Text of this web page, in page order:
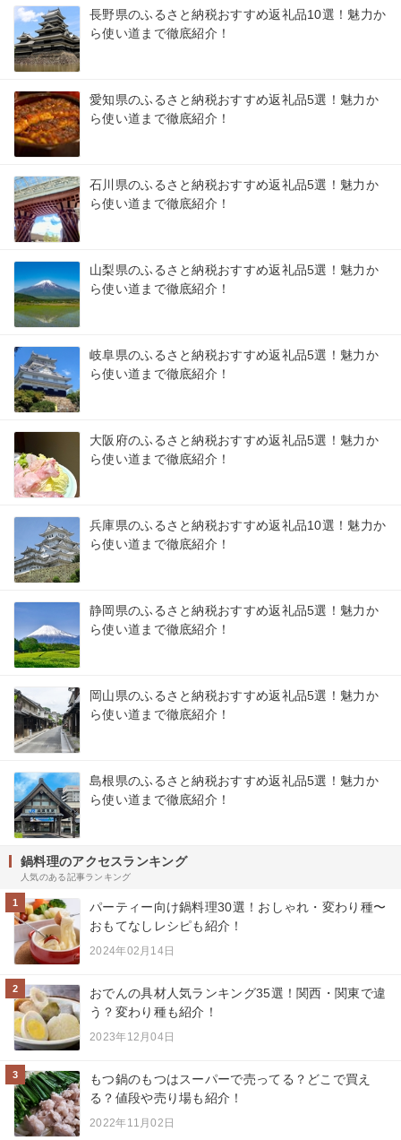
長野県のふるさと納税おすすめ返礼品10選！魅力か
ら使い道まで徹底紹介！
愛知県のふるさと納税おすすめ返礼品5選！魅力か
ら使い道まで徹底紹介！
石川県のふるさと納税おすすめ返礼品5選！魅力か
ら使い道まで徹底紹介！
山梨県のふるさと納税おすすめ返礼品5選！魅力か
ら使い道まで徹底紹介！
岐阜県のふるさと納税おすすめ返礼品5選！魅力か
ら使い道まで徹底紹介！
大阪府のふるさと納税おすすめ返礼品5選！魅力か
ら使い道まで徹底紹介！
兵庫県のふるさと納税おすすめ返礼品10選！魅力か
ら使い道まで徹底紹介！
静岡県のふるさと納税おすすめ返礼品5選！魅力か
ら使い道まで徹底紹介！
岡山県のふるさと納税おすすめ返礼品5選！魅力か
ら使い道まで徹底紹介！
島根県のふるさと納税おすすめ返礼品5選！魅力か
ら使い道まで徹底紹介！
鍋料理のアクセスランキング
人気のある記事ランキング
1
パーティー向け鍋料理30選！おしゃれ・変わり種〜
おもてなしレシピも紹介！
2024年02月14日
2
おでんの具材人気ランキング35選！関西・関東で違
う？変わり種も紹介！
2023年12月04日
3
もつ鍋のもつはスーパーで売ってる？どこで買え
る？値段や売り場も紹介！
2022年11月02日